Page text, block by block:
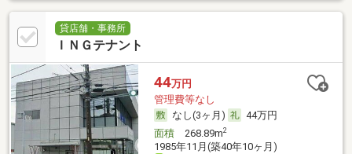
貸店舗・事務所
ＩＮＧテナント
44万円
管理費等なし
なし(3ヶ月)
44万円
面積268.89m2
1985年11月(築40年10ヶ月)